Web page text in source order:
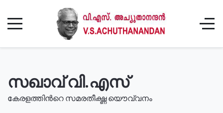
സഖാവ് വി.എസ്
കേരളത്തിൻറെ സമരതീക്ഷ്ണ യൌവ്വനം